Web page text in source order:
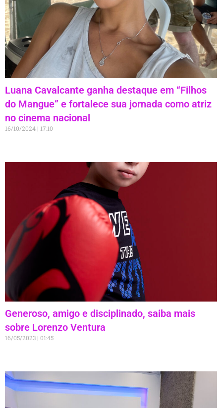
Luana Cavalcante ganha destaque em “Filhos
do Mangue” e fortalece sua jornada como atriz
no cinema nacional
16/10/2024 17:10
Generoso, amigo e disciplinado, saiba mais
sobre Lorenzo Ventura
16/05/2023 01:45